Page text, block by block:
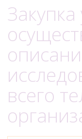
Закупка
всего